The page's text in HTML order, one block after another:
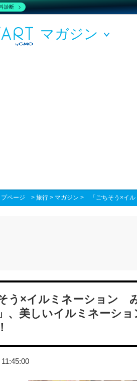
マガジン
ページ > 旅行 > マガジン > 「ごちそう×イ
そう×イルミネーション
、美しいイルミネーシ
診断